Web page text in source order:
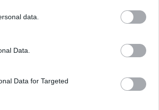
data.
Data.
Data for Targeted